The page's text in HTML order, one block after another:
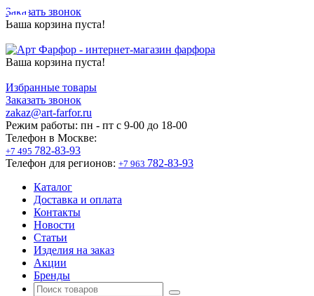
Заказать звонок
Ваша корзина пуста!
Ваша корзина пуста!
Избранные товары
Заказать звонок
zakaz@art-farfor.ru
Режим работы: пн - пт c 9-00 до 18-00
Телефон в Москве:
+7 495 782-83-93
Телефон для регионов: +7 963 782-83-93
Каталог
Доставка и оплата
Контакты
Новости
Статьи
Изделия на заказ
Акции
Бренды